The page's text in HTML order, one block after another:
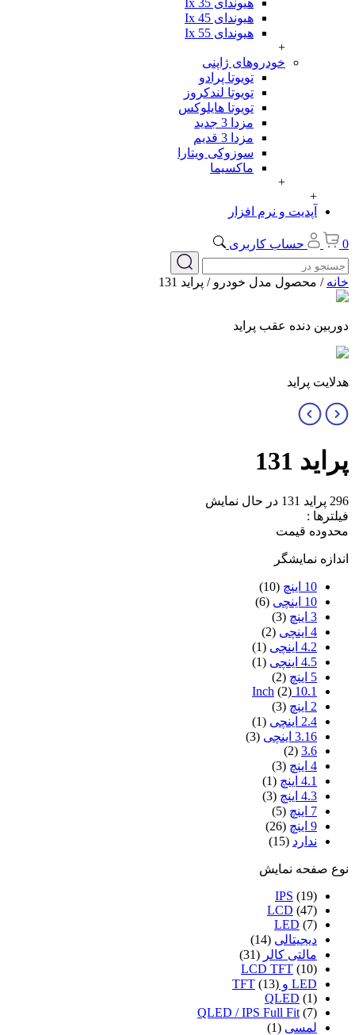
هیوندای Ix 35
هیوندای Ix 45
هیوندای Ix 55
+
خودروهای ژاپنی
تویوتا پرادو
تویوتا لندکروز
تویوتا هایلوکس
مزدا 3 جدید
مزدا 3 قدیم
سوزوکی ویتارا
ماکسیما
+
+
آپدیت و نرم افزار
0 حساب کاربری
خانه / محصول مدل خودرو / پراید 131
دوربین دنده عقب پراید
هدلایت پراید
پراید 131
296 پراید 131
در حال نمایش
فیلترها :
محدوده قیمت
اندازه نمایشگر
10 اینچ
(10)
10 اینچی
(6)
3 اینچ
(3)
4 اینچی
(2)
4.2 اینچی
(1)
4.5 اینچی
(1)
5 اینچ
(2)
10.1 Inch
(2)
2 اینچ
(3)
2.4 اینچی
(1)
3.16 اینچی
(3)
3.6
(2)
4 اینچ
(3)
4.1 اینچ
(1)
4.3 اینچ
(3)
7 اینچ
(5)
9 اینچ
(26)
ندارد (15)
نوع صفحه نمایش
IPS (19)
LCD (47)
LED (7)
دیجیتالی (14)
مالتی کالر (31)
LCD TFT (10)
LED و TFT
(13)
QLED (1)
QLED / IPS Full Fit (7)
لمسی (1)